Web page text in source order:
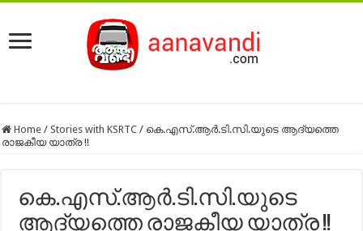
Home / Stories with KSRTC / കെ.എസ്‌.ആര്‍.ടി.സി.യുടെ ആദ്യത്തെ
രാജകീയ യാത്ര !!
കെ.എസ്‌.ആര്‍.ടി.സി.യുടെ
ആദ്യത്തെ രാജകീയ യാത്ര !!